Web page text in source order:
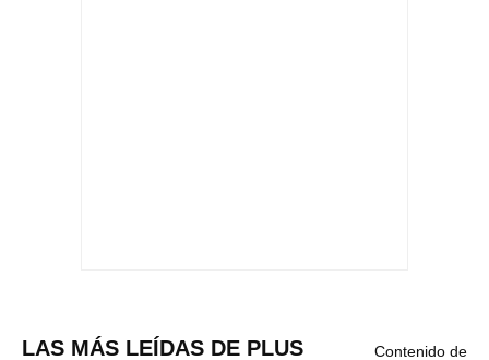
LAS MÁS LEÍDAS DE PLUS
Contenido de